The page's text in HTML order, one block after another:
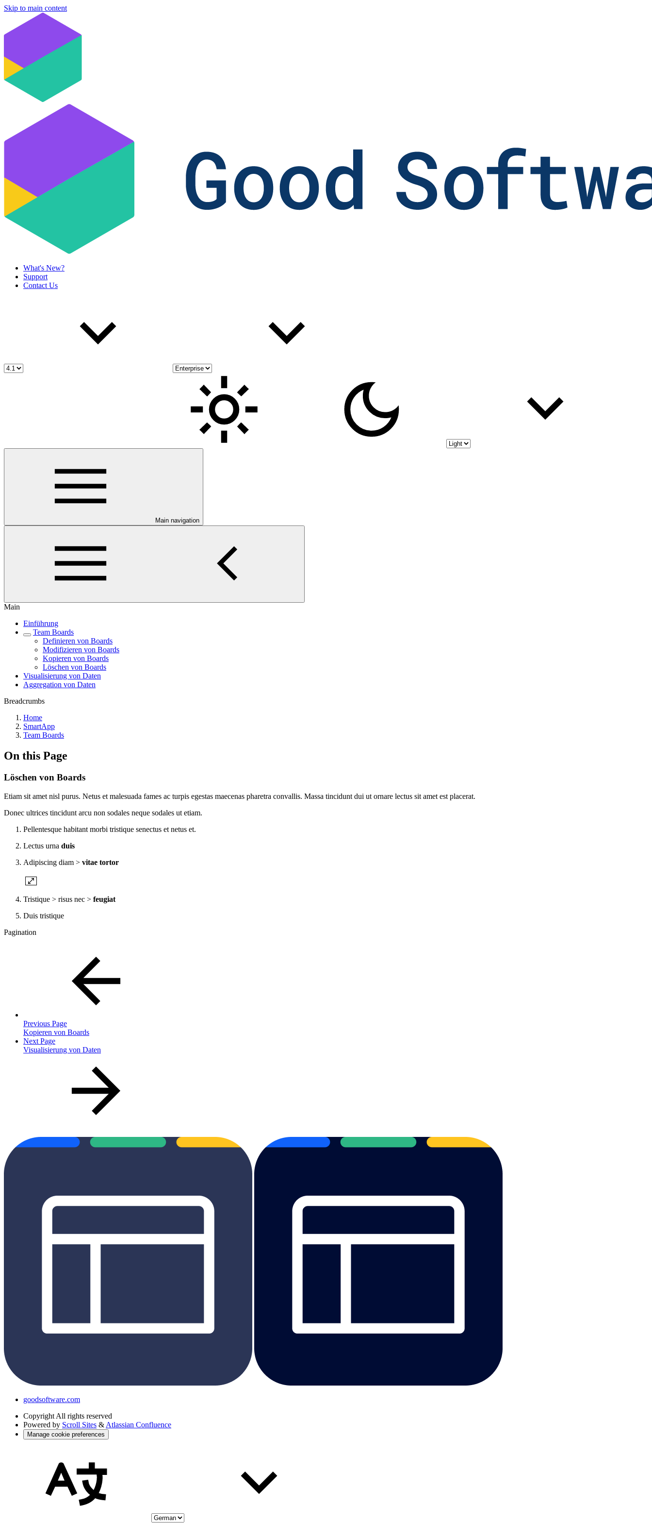
Skip to main content
What's New?
Support
Contact Us
Main navigation
Main
Einführung
Team Boards
Definieren von Boards
Modifizieren von Boards
Kopieren von Boards
Löschen von Boards
Visualisierung von Daten
Aggregation von Daten
Breadcrumbs
Home
SmartApp
Team Boards
On this Page
Löschen von Boards
Etiam sit amet nisl purus. Netus et malesuada fames ac turpis egestas maecenas pharetra convallis. Massa tincidunt dui ut ornare lectus sit amet est placerat.
Donec ultrices tincidunt arcu non sodales neque sodales ut etiam.
Pellentesque habitant morbi tristique senectus et netus et.
Lectus urna duis
Adipiscing diam > vitae tortor
Tristique > risus nec > feugiat
Duis tristique
Pagination
Previous Page
Kopieren von Boards
Next Page
Visualisierung von Daten
goodsoftware.com
Copyright All rights reserved
Powered by Scroll Sites & Atlassian Confluence
Manage cookie preferences